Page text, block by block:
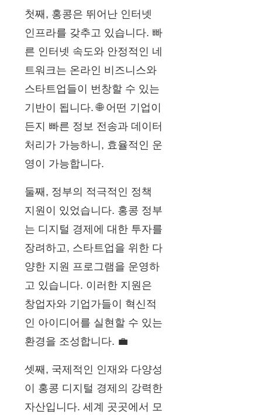
첫째, 홍콩은 뛰어난 인터넷
인프라를 갖추고 있습니다. 빠
른 인터넷 속도와 안정적인 네
트워크는 온라인 비즈니스와
스타트업들이 번창할 수 있는
기반이 됩니다. 🌐 어떤 기업이
든지 빠른 정보 전송과 데이터
처리가 가능하니, 효율적인 운
영이 가능합니다.
둘째, 정부의 적극적인 정책
지원이 있었습니다. 홍콩 정부
는 디지털 경제에 대한 투자를
장려하고, 스타트업을 위한 다
양한 지원 프로그램을 운영하
고 있습니다. 이러한 지원은
창업자와 기업가들이 혁신적
인 아이디어를 실현할 수 있는
환경을 조성합니다. 💼
셋째, 국제적인 인재와 다양성
이 홍콩 디지털 경제의 강력한
자산입니다. 세계 곳곳에서 모